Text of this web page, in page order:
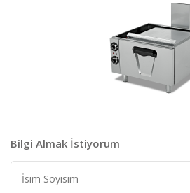
Bilgi Almak İstiyorum